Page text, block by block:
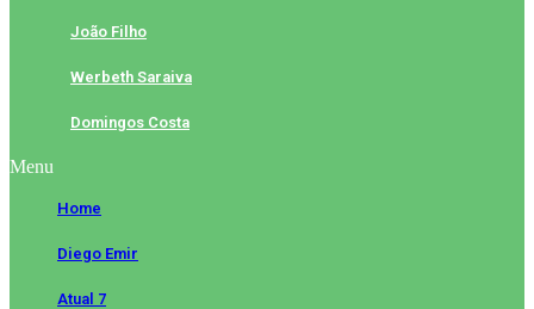
João Filho
Werbeth Saraiva
Domingos Costa
Menu
Home
Diego Emir
Atual 7